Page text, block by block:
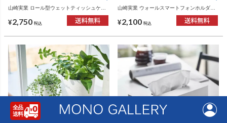
山崎実業 ロール型ウェットティッシュケー
ス タワー tower | インテリア雑貨・タワーシ
リーズ
¥2,750 税込
山崎実業 ウォールスマートフォンホルダー
タワー tower | インテリア雑貨・タワーシリ
ーズ
¥2,100 税込